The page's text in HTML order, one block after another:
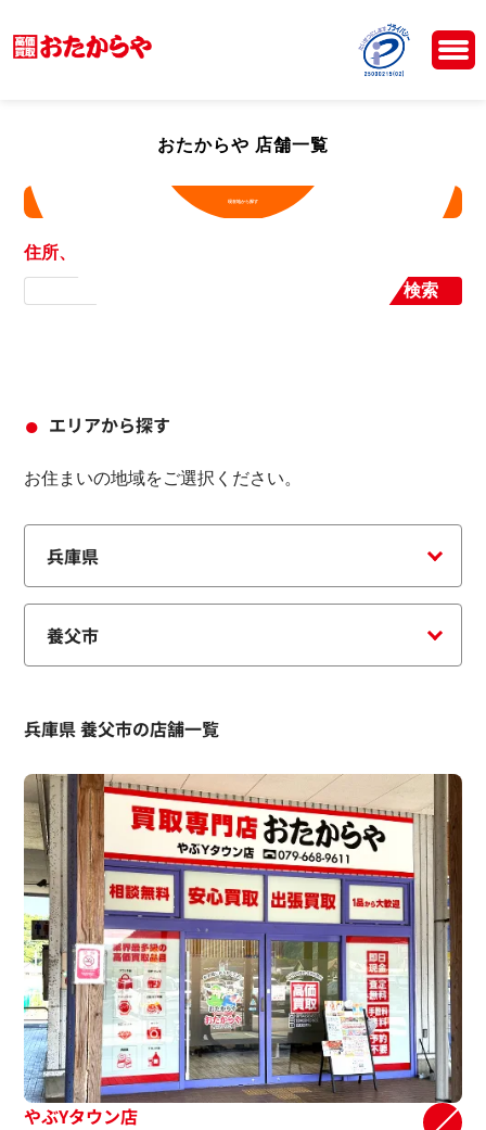
おたからや 店舗一覧
現在地から探す
住所、店舗名から探す
検索
エリアから探す
お住まいの地域をご選択ください。
兵庫県 養父市の店舗一覧
やぶYタウン店